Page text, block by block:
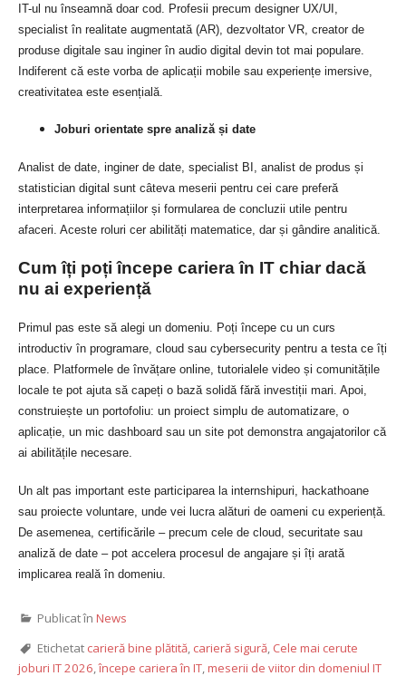
IT-ul nu înseamnă doar cod. Profesii precum designer UX/UI,
specialist în realitate augmentată (AR), dezvoltator VR, creator de
produse digitale sau inginer în audio digital devin tot mai populare.
Indiferent că este vorba de aplicații mobile sau experiențe imersive,
creativitatea este esențială.
Joburi orientate spre analiză și date
Analist de date, inginer de date, specialist BI, analist de produs și
statistician digital sunt câteva meserii pentru cei care preferă
interpretarea informațiilor și formularea de concluzii utile pentru
afaceri. Aceste roluri cer abilități matematice, dar și gândire analitică.
Cum îți poți începe cariera în IT chiar dacă
nu ai experiență
Primul pas este să alegi un domeniu. Poți începe cu un curs
introductiv în programare, cloud sau cybersecurity pentru a testa ce îți
place. Platformele de învățare online, tutorialele video și comunitățile
locale te pot ajuta să capeți o bază solidă fără investiții mari. Apoi,
construiește un portofoliu: un proiect simplu de automatizare, o
aplicație, un mic dashboard sau un site pot demonstra angajatorilor că
ai abilitățile necesare.
Un alt pas important este participarea la internshipuri, hackathoane
sau proiecte voluntare, unde vei lucra alături de oameni cu experiență.
De asemenea, certificările – precum cele de cloud, securitate sau
analiză de date – pot accelera procesul de angajare și îți arată
implicarea reală în domeniu.
Publicat în News
Etichetat carieră bine plătită, carieră sigură, Cele mai cerute
joburi IT 2026,începe cariera în IT,meserii de viitor din domeniul IT